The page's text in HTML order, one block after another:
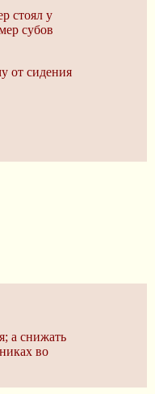
стоял у
субов
от сидения
а снижать
во